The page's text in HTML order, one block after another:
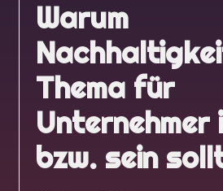
Warum
Thema für
Unternehmer
bzw. sein